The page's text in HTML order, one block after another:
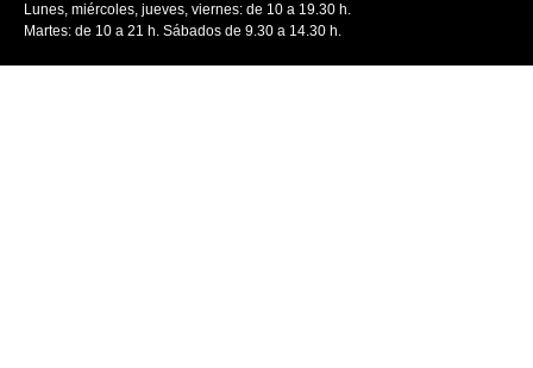
Lunes, miércoles, jueves, viernes: de 10 a 19.30 h.
Martes: de 10 a 21 h. Sábados de 9.30 a 14.30 h.